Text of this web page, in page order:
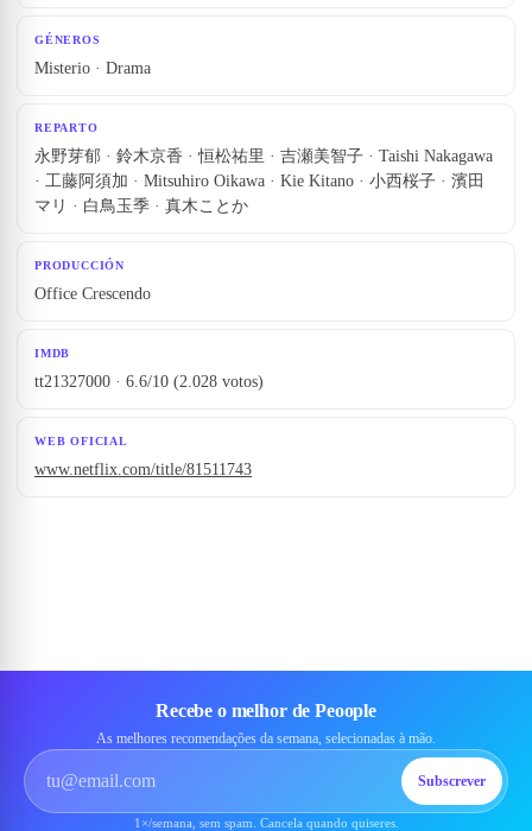
GÉNEROS
Misterio · Drama
REPARTO
永野芽郁 · 鈴木京香 · 恒松祐里 · 吉瀬美智子 · Taishi Nakagawa
· 工藤阿須加 · Mitsuhiro Oikawa · Kie Kitano · 小西桜子 · 濱田
マリ · 白鳥玉季 · 真木ことか
PRODUCCIÓN
Office Crescendo
IMDB
tt21327000 · 6.6/10 (2.028 votos)
WEB OFICIAL
www.netflix.com/title/81511743
Recebe o melhor de Peoople
As melhores recomendações da semana, selecionadas à mão.
Subscrever
1×/semana, sem spam. Cancela quando quiseres.